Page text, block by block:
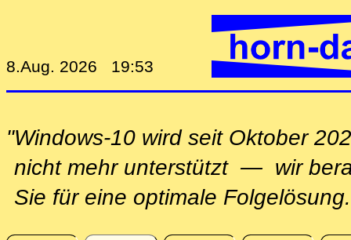
8.Aug. 2026 19:53
"Windows-10 wird seit Oktober
nicht mehr unterstützt — wir
Sie für eine optimale